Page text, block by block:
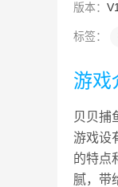
版本：
标签：
游戏
贝贝捕
游戏设
的特点
腻，带